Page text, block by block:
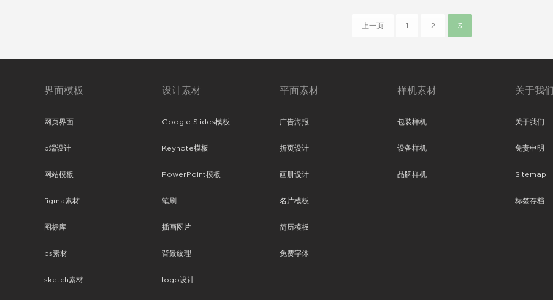
上一页 1 2 3
界面模板
网页界面
b端设计
网站模板
figma素材
图标库
ps素材
sketch素材
设计素材
Google Slides模板
Keynote模板
PowerPoint模板
笔刷
插画图片
背景纹理
logo设计
平面素材
广告海报
折页设计
画册设计
名片模板
简历模板
免费字体
样机素材
包装样机
设备样机
品牌样机
关于我们
关于我们
免责申明
Sitemap
标签存档